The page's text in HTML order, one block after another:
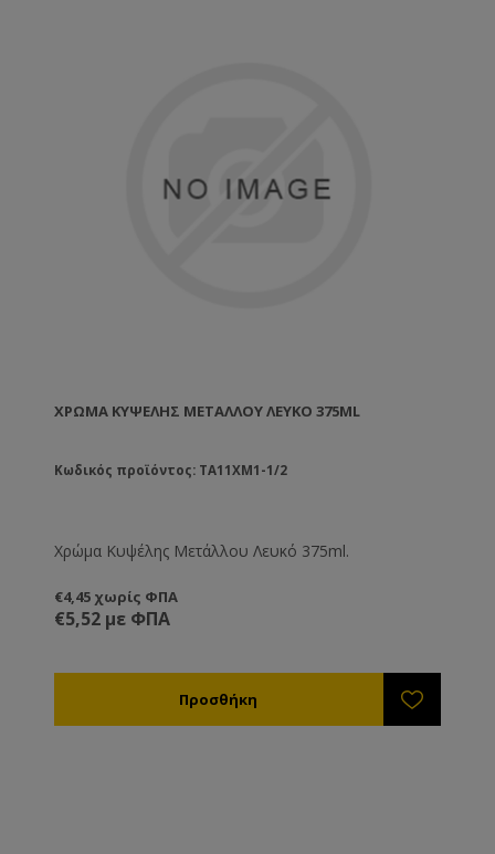
ΧΡΏΜΑ ΚΥΨΈΛΗΣ ΜΕΤΆΛΛΟΥ ΛΕΥΚΌ 375ML
Κωδικός προϊόντος: TA11XM1-1/2
Χρώμα Κυψέλης Μετάλλου Λευκό 375ml.
€4,45 χωρίς ΦΠΑ
€5,52 με ΦΠΑ